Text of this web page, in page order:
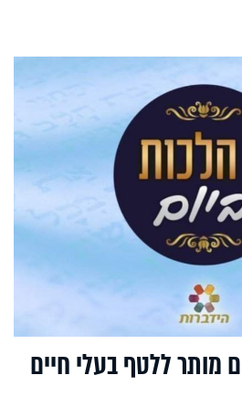
מותר ללטף בעלי חיים